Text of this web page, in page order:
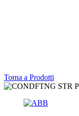
Torna a Prodotti